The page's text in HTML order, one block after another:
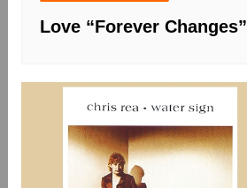
Love “Forever Changes”